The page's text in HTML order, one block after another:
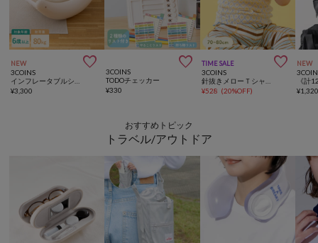
NEW 
3COINS
¥3,300

3COINS
TODOチェッカー
¥330
TIME SALE 
3COINS
¥528 (20%OFF)
NEW
¥
おすすめトピック
トラベル/アウトドア